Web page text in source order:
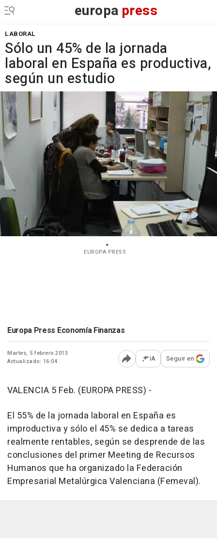
europa press
LABORAL
Sólo un 45% de la jornada
laboral en España es productiva,
según un estudio
EUROPA PRESS
Europa Press Economía Finanzas
Martes, 5 febrero 2013
Actualizado: 16:04
Abrir opciones para
IA Seguir en
VALENCIA 5 Feb. (EUROPA PRESS) -
El 55% de la jornada laboral en España es
improductiva y sólo el 45% se dedica a tareas
realmente rentables, según se desprende de las
conclusiones del primer Meeting de Recursos
Humanos que ha organizado la Federación
Empresarial Metalúrgica Valenciana (Femeval).